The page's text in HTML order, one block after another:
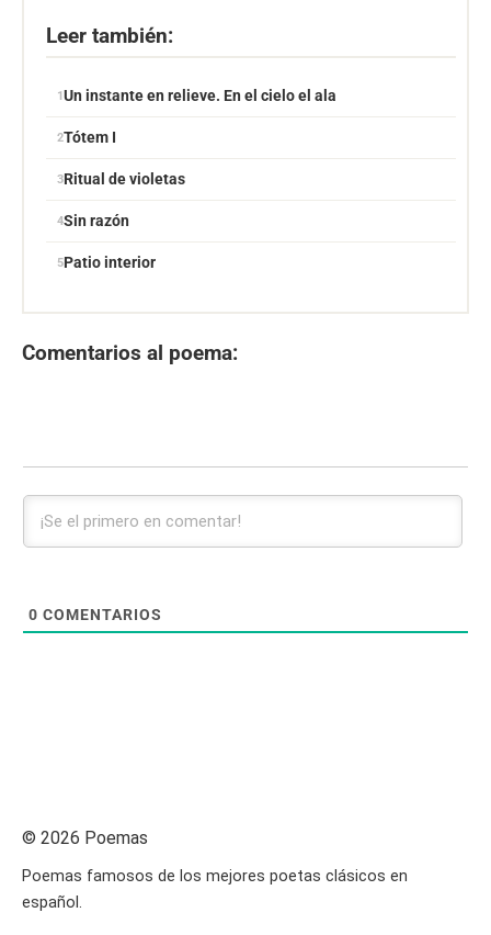
Leer también:
Un instante en relieve. En el cielo el ala
Tótem I
Ritual de violetas
Sin razón
Patio interior
Comentarios al poema:
0 COMENTARIOS
© 2026 Poemas
Poemas famosos de los mejores poetas clásicos en
español.